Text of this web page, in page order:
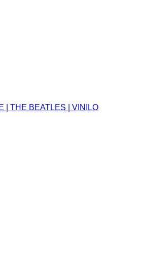
| THE BEATLES | VINILO